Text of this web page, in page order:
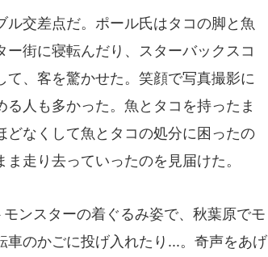
交差点だ。ポール氏はタコの脚と魚
街に寝転んだり、スターバックスコ
、客を驚かせた。笑顔で写真撮影に
人も多かった。魚とタコを持ったま
どなくして魚とタコの処分に困ったの
走り去っていったのを見届けた。
ンスターの着ぐるみ姿で、秋葉原でモ
のかごに投げ入れたり...。奇声をあげ